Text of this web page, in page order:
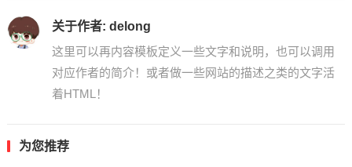
关于作者: delong
这里可以再内容模板定义一些文字和说明，也可以调用
对应作者的简介！或者做一些网站的描述之类的文字活
着HTML！
为您推荐